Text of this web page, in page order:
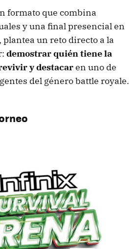
formato que combina
y una final presencial en
plantea un reto directo a la
demostrar quién tiene la
y destacaren uno de
del género battle royale.